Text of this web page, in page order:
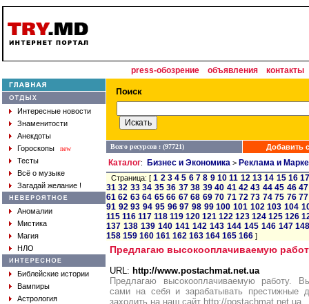
press-обозрение объявления контакты
Интересные новости
Знаменитости
Анекдоты
Гороскопы
new
Тесты
Всё о музыке
Загадай желание !
Аномалии
Мистика
Магия
НЛО
Библейские истории
Вампиры
Астрология
Всего ресурсов : (97721) Добавить
Каталог: Бизнес и Экономика > Реклама и
Страница: [1 2 3 4 5 6 7 8 9 10 11 12 13 14 15 16
31 32 33 34 35 36 37 38 39 40 41 42 43 44 45 46 47
61 62 63 64 65 66 67 68 69 70 71 72 73 74 75 76 77
91 92 93 94 95 96 97 98 99 100 101 102 103 104
115 116 117 118 119 120 121 122 123 124 125 126
137 138 139 140 141 142 143 144 145 146 147
158 159 160 161 162 163 164 165 166 ]
Предлагаю высокооплачиваемую
URL: http://www.postachmat.net.ua
Предлагаю высокооплачиваемую работу.
сами на себя и зарабатывать престижные
заходить на наш сайт http://postachmat.net.ua